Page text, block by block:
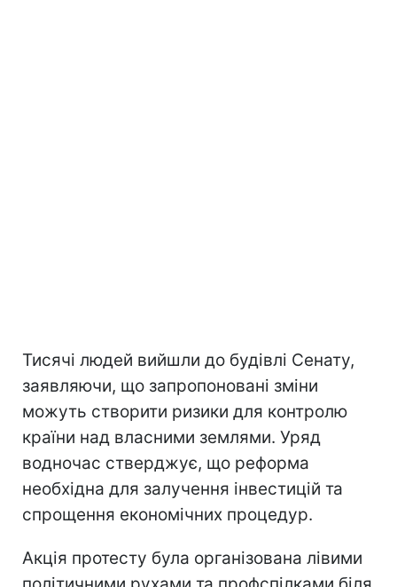
Тисячі людей вийшли до будівлі Сенату,
заявляючи, що запропоновані зміни
можуть створити ризики для контролю
країни над власними землями. Уряд
водночас стверджує, що реформа
необхідна для залучення інвестицій та
спрощення економічних процедур.
Акція протесту була організована лівими